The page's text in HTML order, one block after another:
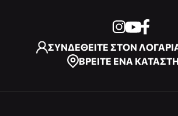
ΣΥΝΔΕΘΕΙΤΕ ΣΤΟΝ
ΒΡΕΙΤΕ ΕΝΑ